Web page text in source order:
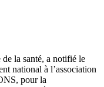
la santé, a notifié le
national à l’association
pour la